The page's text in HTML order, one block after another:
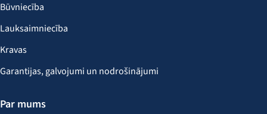
Būvniecība
Lauksaimniecība
Kravas
Garantijas, galvojumi un nodrošinājumi
Par mums